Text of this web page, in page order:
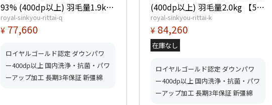
93% (400dp以上) 羽毛量1.9kg
【5つ星ロイヤルゴールド取
得】【グッドふとんマーク取
royal-sinkyou-rittai-q
¥ 77,660
ロイヤルゴールド認定 ダウンパワ
ー400dp以上 国内洗浄・抗菌・パワ
ーアップ加工 長期3年保証 新彊綿
(400dp以上) 羽毛量2.0kg 【5つ
星ロイヤルゴールド取得】【グ
ッドふとんマーク取得】
royal-sinkyou-rittai-k
¥ 84,260
在庫なし
ロイヤルゴールド認定 ダウンパワ
ー400dp以上 国内洗浄・抗菌・パワ
ーアップ加工 長期3年保証 新彊綿